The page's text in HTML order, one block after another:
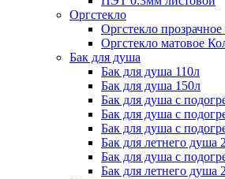
Оргстекло
Оргстекло
Оргстекло матовое
Бак для душа
Бак для душа 110л
Бак для душа 150л
Бак для душа с
Бак для душа с
Бак для душа с
Бак для летнего душа
Бак для душа с
Бак для летнего душа